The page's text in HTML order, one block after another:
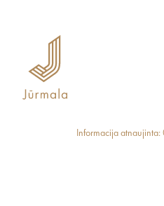
Informacija